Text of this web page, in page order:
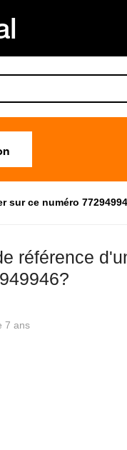
sur ce numéro
référence
7 ans